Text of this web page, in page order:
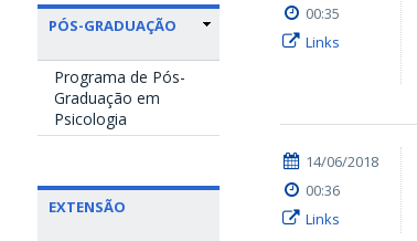
PÓS-GRADUAÇÃO
Programa de Pós-
Graduação em
Psicologia
EXTENSÃO
00:35
Links
14/06/2018
00:36
Links